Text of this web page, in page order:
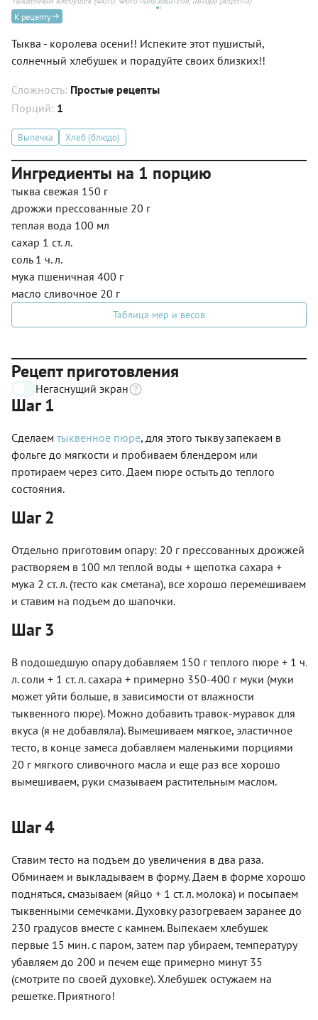
К рецепту
Тыква - королева осени!! Испеките этот пушистый,
солнечный хлебушек и порадуйте своих близких!!
Сложность: Простые рецепты
Порций: 1
Выпечка Хлеб (блюдо)
Ингредиенты на 1 порцию
тыква свежая 150 г
дрожжи прессованные 20 г
теплая вода 100 мл
сахар 1 ст. л.
соль 1 ч. л.
мука пшеничная 400 г
масло сливочное 20 г
Таблица мер и весов
Рецепт приготовления
Негаснущий экран
Шаг 1
Сделаем тыквенное пюре, для этого тыкву запекаем в
фольге до мягкости и пробиваем блендером или
протираем через сито. Даем пюре остыть до теплого
состояния.
Шаг 2
Отдельно приготовим опару: 20 г прессованных дрожжей
растворяем в 100 мл теплой воды + щепотка сахара +
мука 2 ст. л. (тесто как сметана), все хорошо перемешиваем
и ставим на подъем до шапочки.
Шаг 3
В подошедшую опару добавляем 150 г теплого пюре + 1 ч.
л. соли + 1 ст. л. сахара + примерно 350-400 г муки (муки
может уйти больше, в зависимости от влажности
тыквенного пюре). Можно добавить травок-муравок для
вкуса (я не добавляла). Вымешиваем мягкое, эластичное
тесто, в конце замеса добавляем маленькими порциями
20 г мягкого сливочного масла и еще раз все хорошо
вымешиваем, руки смазываем растительным маслом.
Шаг 4
Ставим тесто на подъем до увеличения в два раза.
Обминаем и выкладываем в форму. Даем в форме хорошо
подняться, смазываем (яйцо + 1 ст. л. молока) и посыпаем
тыквенными семечками. Духовку разогреваем заранее до
230 градусов вместе с камнем. Выпекаем хлебушек
первые 15 мин. с паром, затем пар убираем, температуру
убавляем до 200 и печем еще примерно минут 35
(смотрите по своей духовке). Хлебушек остужаем на
решетке. Приятного!